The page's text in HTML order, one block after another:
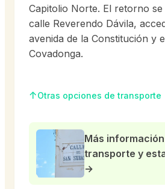
Capitolio Norte. El retorno
calle Reverendo Dávila,
avenida de la Constitución y
Covadonga.
Otras opciones de transporte
Más
transporte y
→